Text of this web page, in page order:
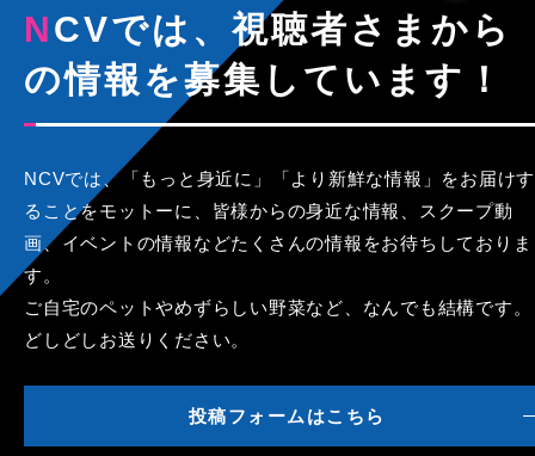
NCVでは、視聴者さまから
の情報を募集しています！
NCVでは、「もっと身近に」「より新鮮な情報」をお届けす
ることをモットーに、皆様からの身近な情報、スクープ動
画、イベントの情報などたくさんの情報をお待ちしておりま
す。
ご自宅のペットやめずらしい野菜など、なんでも結構です。
どしどしお送りください。
投稿フォームはこちら